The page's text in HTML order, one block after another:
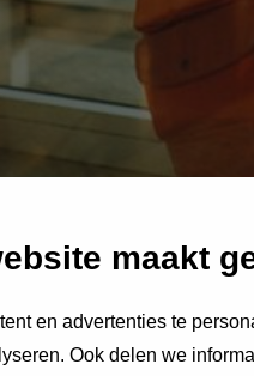
maakt
en advertenties te
Ook delen we